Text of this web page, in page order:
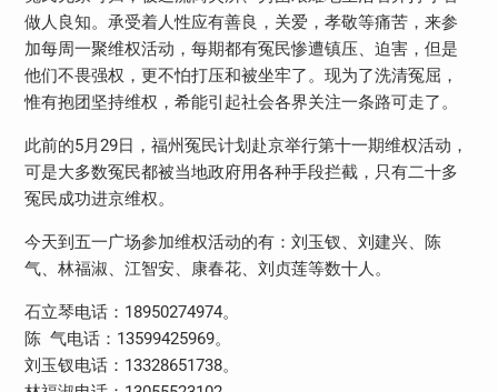
做人良知。承受着人性应有善良，关爱，孝敬等痛苦，来参
加每周一聚维权活动，每期都有冤民惨遭镇压、迫害，但是
他们不畏强权，更不怕打压和被坐牢了。现为了洗清冤屈，
惟有抱团坚持维权，希能引起社会各界关注一条路可走了。
此前的5月29日，福州冤民计划赴京举行第十一期维权活动，
可是大多数冤民都被当地政府用各种手段拦截，只有二十多
冤民成功进京维权。
今天到五一广场参加维权活动的有：刘玉钗、刘建兴、陈
气、林福淑、江智安、康春花、刘贞莲等数十人。
石立琴电话：18950274974。
陈 气电话：13599425969。
刘玉钗电话：13328651738。